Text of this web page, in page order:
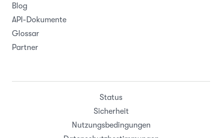
Blog
API-Dokumente
Glossar
Partner
Status
Sicherheit
Nutzungsbedingungen